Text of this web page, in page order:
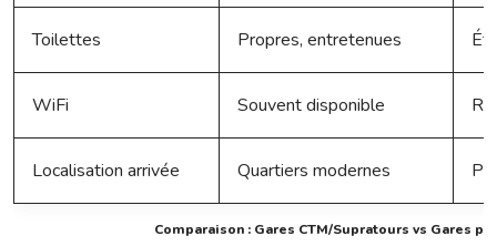
Comparaison : Gares CTM/Supratours vs Gares
Toilettes Propres, entretenues
WiFi Souvent disponible
Localisation arrivée Quartiers modernes